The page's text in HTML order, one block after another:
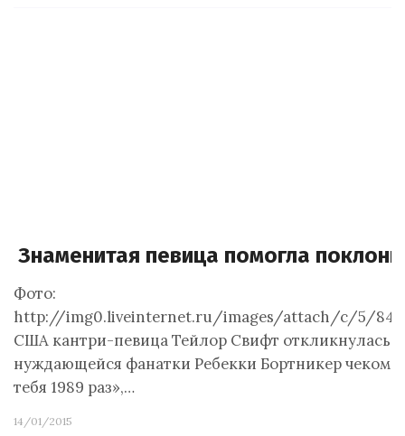
Знаменитая певица помогла
Фото:
http://img0.liveinternet.ru/images/attach/c/5/84/
США кантри-певица Тейлор Свифт откликнулась
нуждающейся фанатки Ребекки Бортникер чеком
тебя 1989 раз»,…
14/01/2015